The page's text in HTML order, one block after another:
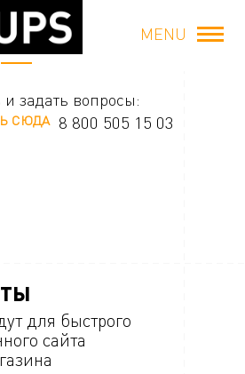
MENU
задать вопросы:
СЮДА 8 800 505 15 03
для быстрого
сайта